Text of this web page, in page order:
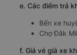
e. Các điểm trả
Bến xe
Chợ Đăk Mil
f. Giá vé giá xe